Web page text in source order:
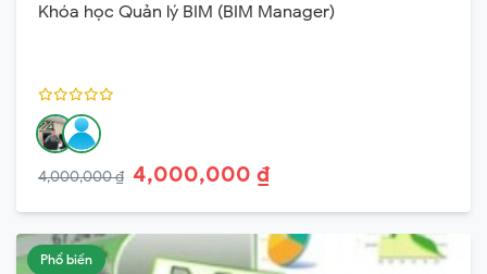
Khóa học Quản lý BIM (BIM Manager)
4,000,000 ₫ 4,000,000 ₫
Phổ biến